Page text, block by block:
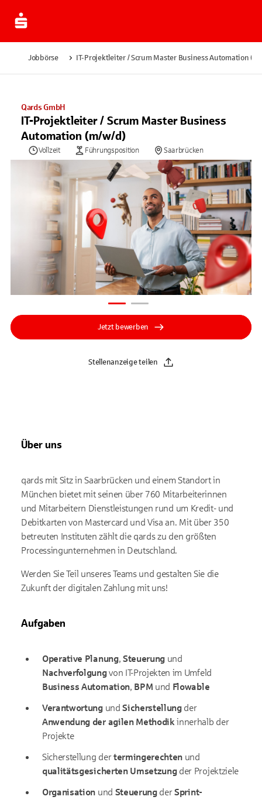
Jobbörse IT-Projektleiter / Scrum Master Business Automation
Qards GmbH
IT-Projektleiter / Scrum Master Business
Automation (m/w/d)
Vollzeit Führungsposition Saarbrücken
Jetzt bewerben
Stellenanzeige teilen
Über uns
qards mit Sitz in Saarbrücken und einem Standort in
München bietet mit seinen über 760 Mitarbeiterinnen
und Mitarbeitern Dienstleistungen rund um Kredit- und
Debitkarten von Mastercard und Visa an. Mit über 350
betreuten Instituten zählt die qards zu den größten
Processingunternehmen in Deutschland.
Werden Sie Teil unseres Teams und gestalten Sie die
Zukunft der digitalen Zahlung mit uns!
Aufgaben
Operative Planung, Steuerung und
Nachverfolgungvon IT-Projekten im Umfeld
Business Automation, BPM und Flowable
Verantwortung undSicherstellung der
Anwendung der agilen Methodik innerhalb der
Projekte
Sicherstellung dertermingerechten und
qualitätsgesicherten Umsetzungder Projektziele
Organisation und Steuerung derSprint-